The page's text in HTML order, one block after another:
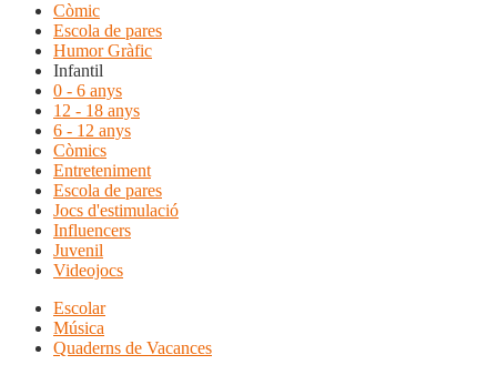
Còmic
Escola de pares
Humor Gràfic
Infantil
0 - 6 anys
12 - 18 anys
6 - 12 anys
Còmics
Entreteniment
Escola de pares
Jocs d'estimulació
Influencers
Juvenil
Videojocs
Escolar
Música
Quaderns de Vacances